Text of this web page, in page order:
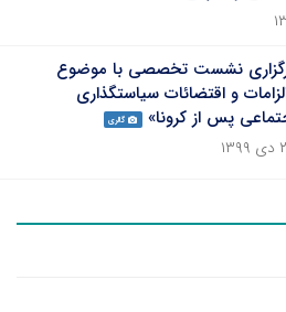
نشست تخصصی با موضوع
و اقتضائات سیاستگذاری
پس از کرونا»
گالری